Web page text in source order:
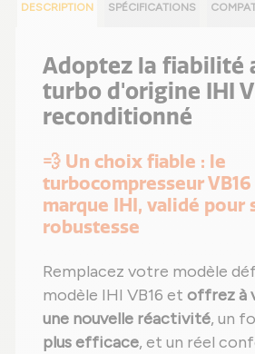
DESCRIPTION SPÉCIFICATIONS
Adoptez la fiabilité
turbo d'origine IHI
reconditionné
💨 Un choix fiable : le
turbocompresseur
marque IHI, validé pour
robustesse
Remplacez votre modèle
modèle IHI VB16 et offrez à
une nouvelle réactivité, un
plus efficace, et un réel